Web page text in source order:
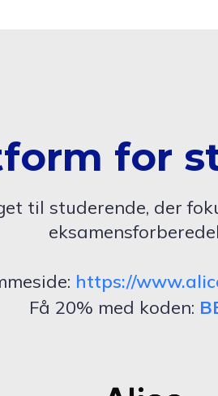
for
til studerende, der
https://
Få 20% med koden: